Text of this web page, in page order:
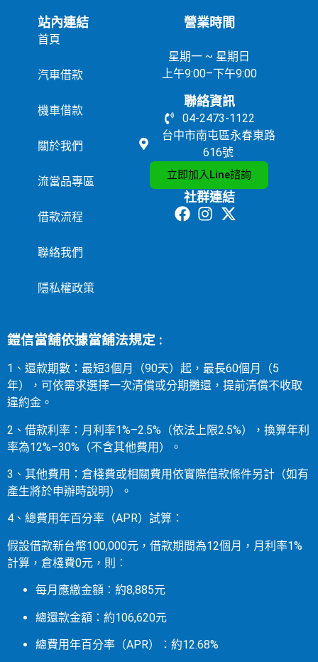
站內連結
首頁
汽車借款
機車借款
關於我們
流當品專區
借款流程
聯絡我們
隱私權政策
營業時間
星期一 ~ 星期日
上午9:00–下午9:00
聯絡資訊
04-2473-1122
台中市南屯區永春東路
616號
立即加入Line諮詢
社群連結
鎧信當舖依據當舖法規定 :
1、還款期數：最短3個月（90天）起，最長60個月（5
年），可依需求選擇一次清償或分期攤還，提前清償不收取
違約金。
2、借款利率：月利率1%–2.5%（依法上限2.5%），換算年利
率為12%–30%（不含其他費用）。
3、其他費用：倉棧費或相關費用依實際借款條件另計（如有
產生將於申辦時說明）。
4、總費用年百分率（APR）試算：
假設借款新台幣100,000元，借款期間為12個月，月利率1%
計算，倉棧費0元，則：
每月應繳金額：約8,885元
總還款金額：約106,620元
總費用年百分率（APR）：約12.68%